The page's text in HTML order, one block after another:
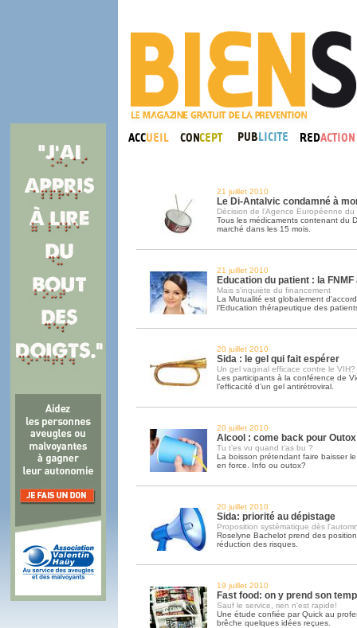
21 juillet 2010
Le Di-Antalvic condamné à
Décision de l’Agence Européenne du
Tous les médicaments contenant du
marché dans les 15 mois.
21 juillet 2010
Education du patient : la
Mais s'inquiète du financement
La Mutualité est globalement
l’Education thérapeutique des
20 juillet 2010
Sida : le gel qui fait espérer
Un gel vaginal efficace contre le VIH?
Les participants à la conférence de
l’efficacité d’un gel antirétroviral.
20 juillet 2010
Alcool : come back pour Outox
Tu t’es vu quand t’as bu ?
La boisson prétendant faire baisser
en force. Info ou outox?
20 juillet 2010
Sida: priorité au dépistage
Proposition systématique dès
Roselyne Bachelot prend des
réduction des risques.
19 juillet 2010
Fast food: on y prend son
Sauf le service, rien n'est rapide!
Une étude confiée par Quick au
brêche quelques idées reçues.